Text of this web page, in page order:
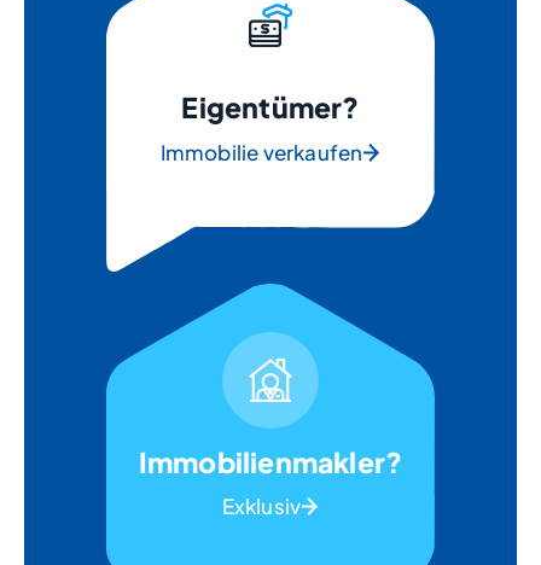
Eigentümer?
Immobilie verkaufen
Immobilienmakler?
Exklusiv